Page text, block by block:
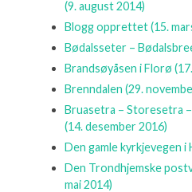
(9. august 2014)
Blogg opprettet(15.
Bødalsseter –
Brandsøyåsen i Florø
Brenndalen(29.
Bruasetra – Storesetra
(14. desember 2016)
Den gamle kyrkjevegen i
Den Trondhjemske
mai 2014)